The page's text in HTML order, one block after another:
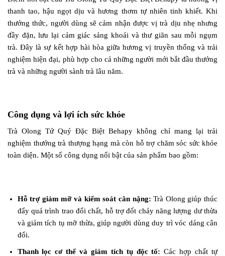
thanh tao, hậu ngọt dịu và hương thơm tự nhiên tinh khiết. Khi
thưởng thức, người dùng sẽ cảm nhận được vị trà dịu nhẹ nhưng
đầy đặn, lưu lại cảm giác sảng khoái và thư giãn sau mỗi ngụm
trà. Đây là sự kết hợp hài hòa giữa hương vị truyền thống và trải
nghiệm hiện đại, phù hợp cho cả những người mới bắt đầu thưởng
trà và những người sành trà lâu năm.
Công dụng và lợi ích sức khỏe
Trà Olong Tứ Quý Đặc Biệt Behapy không chỉ mang lại trải
nghiệm thưởng trà thượng hạng mà còn hỗ trợ chăm sóc sức khỏe
toàn diện. Một số công dụng nổi bật của sản phẩm bao gồm:
Hỗ trợ giảm mỡ và kiểm soát cân nặng: Trà Olong giúp thúc
đẩy quá trình trao đổi chất, hỗ trợ đốt cháy năng lượng dư thừa
và giảm tích tụ mỡ thừa, giúp người dùng duy trì vóc dáng cân
đối.
Thanh lọc cơ thể và giảm tích tụ độc tố: Các hợp chất tự